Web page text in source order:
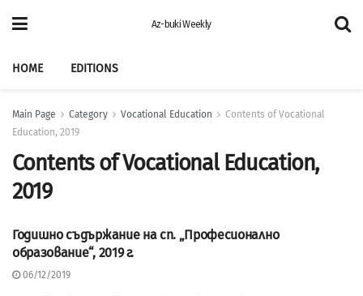
Az-buki Weekly
HOME EDITIONS
Main Page Category Vocational Education
Contents of Vocational
Education, 2019
Contents of Vocational Education,
2019
CONTENTS OF VOCATIONAL
EDUCATION, 2019
Годишно съдържание на сп. „Професионално
образование“, 2019 г.
06/12/2019